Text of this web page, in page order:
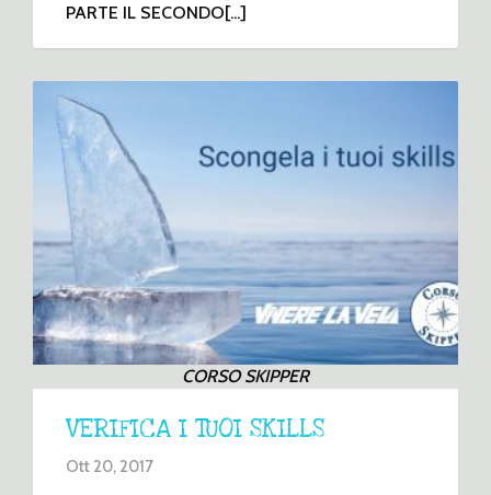
PARTE IL SECONDO[...]
CORSO SKIPPER
VERIFICA I TUOI SKILLS
Ott 20, 2017